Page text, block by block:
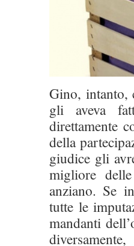
Gino, intanto,
gli aveva
direttamente
della
giudice gli
migliore
anziano. Se
tutte le
mandanti